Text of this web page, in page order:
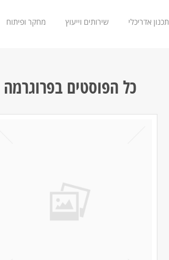
תכנון אדריכלי שירותים וייעוץ מחקר ופיתוח
כל הפוסטים בפרוגרמה